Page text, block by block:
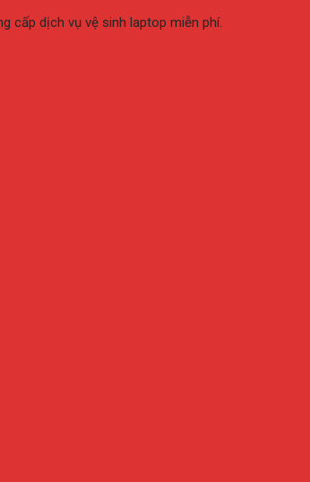
cấp dịch vụ vệ sinh laptop miễn phí.